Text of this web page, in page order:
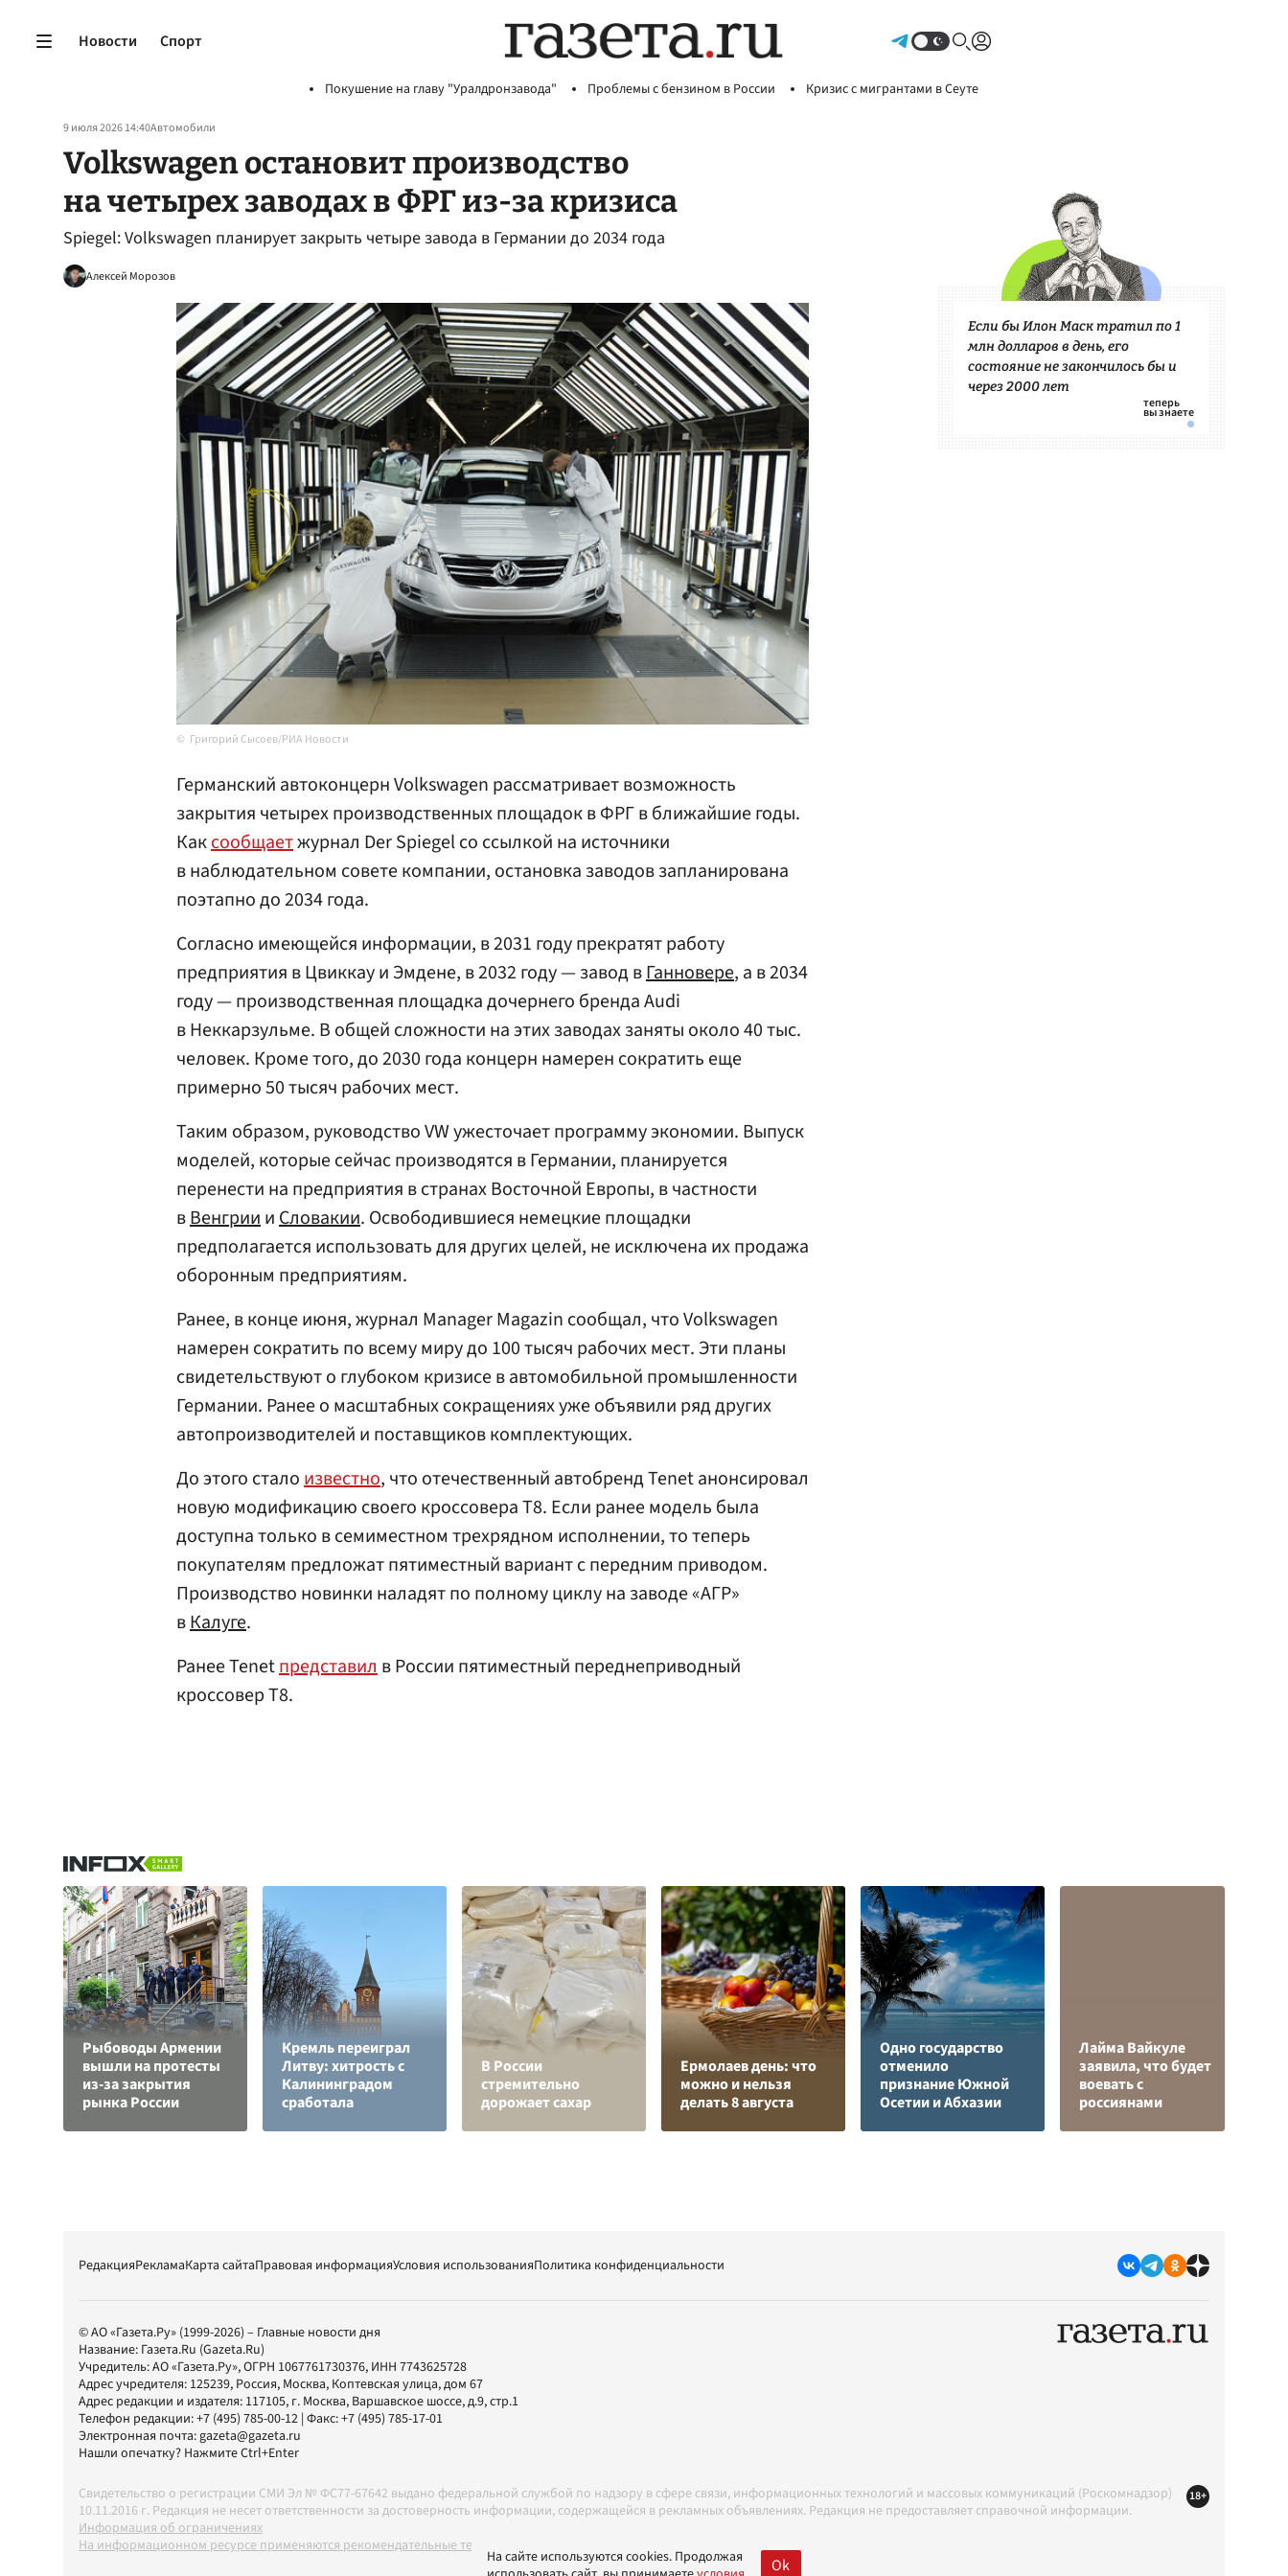
Новости Спорт
Покушение на главу "Уралдронзавода" Проблемы с бензином в России Кризис с мигрантами в Сеуте
9 июля 2026 14:40Автомобили
Volkswagen остановит производство
на четырех заводах в ФРГ из-за кризиса
Spiegel: Volkswagen планирует закрыть четыре завода в Германии до 2034 года
Алексей Морозов
Григорий Сысоев/РИА Новости
Германский автоконцерн Volkswagen рассматривает возможность
закрытия четырех производственных площадок в ФРГ в ближайшие годы.
Каксообщаетжурнал Der Spiegel со ссылкой на источники
в наблюдательном совете компании, остановка заводов запланирована
поэтапно до 2034 года.
Согласно имеющейся информации, в 2031 году прекратят работу
предприятия в Цвиккау и Эмдене, в 2032 году — завод вГанновере, а в 2034
году — производственная площадка дочернего бренда Audi
в Неккарзульме. В общей сложности на этих заводах заняты около 40 тыс.
человек. Кроме того, до 2030 года концерн намерен сократить еще
примерно 50 тысяч рабочих мест.
Таким образом, руководство VW ужесточает программу экономии. Выпуск
моделей, которые сейчас производятся в Германии, планируется
перенести на предприятия в странах Восточной Европы, в частности
вВенгриииСловакии. Освободившиеся немецкие площадки
предполагается использовать для других целей, не исключена их продажа
оборонным предприятиям.
Ранее, в конце июня, журнал Manager Magazin сообщал, что Volkswagen
намерен сократить по всему миру до 100 тысяч рабочих мест. Эти планы
свидетельствуют о глубоком кризисе в автомобильной промышленности
Германии. Ранее о масштабных сокращениях уже объявили ряд других
автопроизводителей и поставщиков комплектующих.
До этого сталоизвестно, что отечественный автобренд Tenet анонсировал
новую модификацию своего кроссовера T8. Если ранее модель была
доступна только в семиместном трехрядном исполнении, то теперь
покупателям предложат пятиместный вариант с передним приводом.
Производство новинки наладят по полному циклу на заводе «АГР»
вКалуге.
Ранее Tenetпредставилв России пятиместный переднеприводный
кроссовер T8.
Если бы Илон Маск тратил по 1
млн долларов в день, его
состояние не закончилось бы и
через 2000 лет
Рыбоводы Армении
вышли на протесты
из-за закрытия
рынка России
Кремль переиграл
Литву: хитрость с
Калининградом
сработала
В России
стремительно
дорожает сахар
Ермолаев день: что
можно и нельзя
делать 8 августа
Одно государство
отменило
признание Южной
Осетии и Абхазии
Лайма Вайкуле
заявила, что будет
воевать с
россиянами
РедакцияРекламаКарта сайтаПравовая информацияУсловия использованияПолитика конфиденциальности
© АО «Газета.Ру» (1999-2026) – Главные новости дня
Название: Газета.Ru (Gazeta.Ru)
Учредитель:АО «Газета.Ру», ОГРН 1067761730376, ИНН 7743625728
Адрес учредителя: 125239, Россия, Москва, Коптевская улица, дом 67
Адрес редакции и издателя: 117105, г. Москва, Варшавское шоссе, д.9, стр.1
Телефон редакции:+7 (495) 785-00-12 | Факс:+7 (495) 785-17-01
Электронная почта:gazeta@gazeta.ru
Нашли опечатку? Нажмите Ctrl+Enter
Свидетельство о регистрации СМИ Эл № ФС77-67642 выдано федеральной службой по надзору в сфере связи, информационных технологий и массовых коммуникаций (Роскомнадзор)
10.11.2016 г. Редакция не несет ответственности за достоверность информации, содержащейся в рекламных объявлениях. Редакция не предоставляет справочной информации.
Информация об ограничениях
На информационном ресурсе применяются рекомендательные технологии в соответствии с Правилами
18+
На сайте используются cookies. Продолжая
Ok